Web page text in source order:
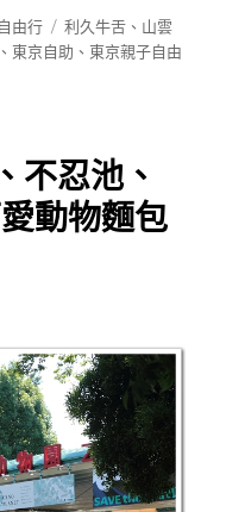
由行
標
籤
利久牛舌 、 山雲
、 東京自助 、 東京親子自由
不忍池、
動物麵包